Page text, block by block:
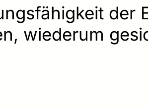
der
wiederum